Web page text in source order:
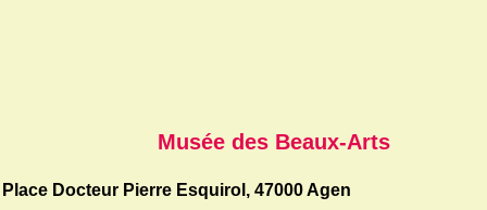
Musée des Beaux-Arts
Place Docteur Pierre Esquirol, 47000 Agen